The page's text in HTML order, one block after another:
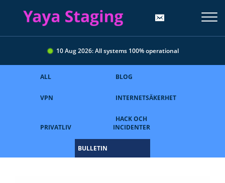
10 Aug 2026: All systems 100% operational
ALL BLOG
VPN INTERNETSÄKERHET
PRIVATLIV
HACK OCH
INCIDENTER
BULLETIN